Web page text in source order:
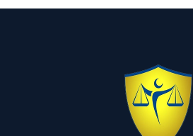
Luật Giao Thông